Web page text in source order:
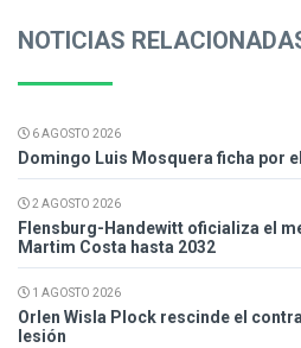
NOTICIAS
6 AGOSTO 2026
Domingo Luis Mosquera ficha por
2 AGOSTO 2026
Flensburg-Handewitt oficializa el
Martim Costa hasta 2032
1 AGOSTO 2026
Orlen Wisla Plock rescinde el
lesión